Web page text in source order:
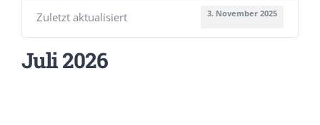
Zuletzt aktualisiert 3. November 2025
Juli 2026